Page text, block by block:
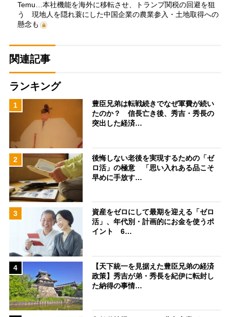
Temu…本社機能を海外に移転させ、トランプ関税の回避を狙
う 現地人を隠れ蓑にした中国企業の農業参入・土地取得への
懸念も
関連記事
ランキング
1
豊臣兄弟は転戦続きでなぜ軍費が続い
たのか？ 信長亡き後、秀吉・秀長の
突出した経済…
2
後悔しない老後を実現するための「ゼ
ロ活」の極意 「思い入れある品こそ
早めに手放す…
3
資産をゼロにして最期を迎える「ゼロ
活」、年代別・計画的にお金を使うポ
イント 6…
4
【天下統一を見据えた豊臣兄弟の経済
政策】秀吉が弟・秀長を紀伊に転封し
た納得の事情…